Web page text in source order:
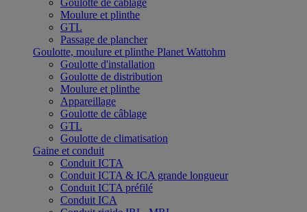
Goulotte de câblage
Moulure et plinthe
GTL
Passage de plancher
Goulotte, moulure et plinthe Planet Wattohm
Goulotte d'installation
Goulotte de distribution
Moulure et plinthe
Appareillage
Goulotte de câblage
GTL
Goulotte de climatisation
Gaine et conduit
Conduit ICTA
Conduit ICTA & ICA grande longueur
Conduit ICTA préfilé
Conduit ICA